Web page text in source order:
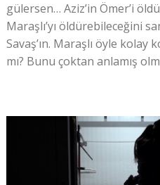
gülersen… Aziz’in Ömer’i
Maraşlı’yı öldürebileceğini
Savaş’ın. Maraşlı öyle
mı? Bunu çoktan anlamış